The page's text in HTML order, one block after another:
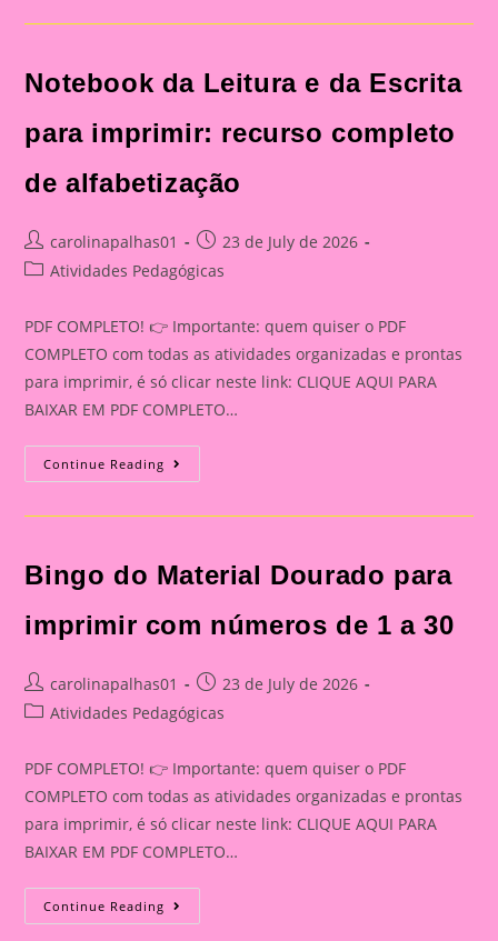
Do
Atividade
Lúdica
Dois
Dados
Montar
Notebook da Leitura e da Escrita
para imprimir: recurso completo
de alfabetização
Post
author:
carolinapalhas01
Post
published:
23 de July de 2026
PostAtividades Pedagógicas
PDF COMPLETO! 👉 Importante: quem quiser o PDF
COMPLETO com todas as atividades organizadas e prontas
para imprimir, é só clicar neste link: CLIQUE AQUI PARA
BAIXAR EM PDF COMPLETO…
Continue Reading Notebook
Da
E
Imprimir:
Recurso
De
Alfabetização
Bingo do Material Dourado para
imprimir com números de 1 a 30
Post
author:
carolinapalhas01
Post
published:
23 de July de 2026
PostAtividades Pedagógicas
PDF COMPLETO! 👉 Importante: quem quiser o PDF
COMPLETO com todas as atividades organizadas e prontas
para imprimir, é só clicar neste link: CLIQUE AQUI PARA
BAIXAR EM PDF COMPLETO…
Continue Reading Bingo
Do